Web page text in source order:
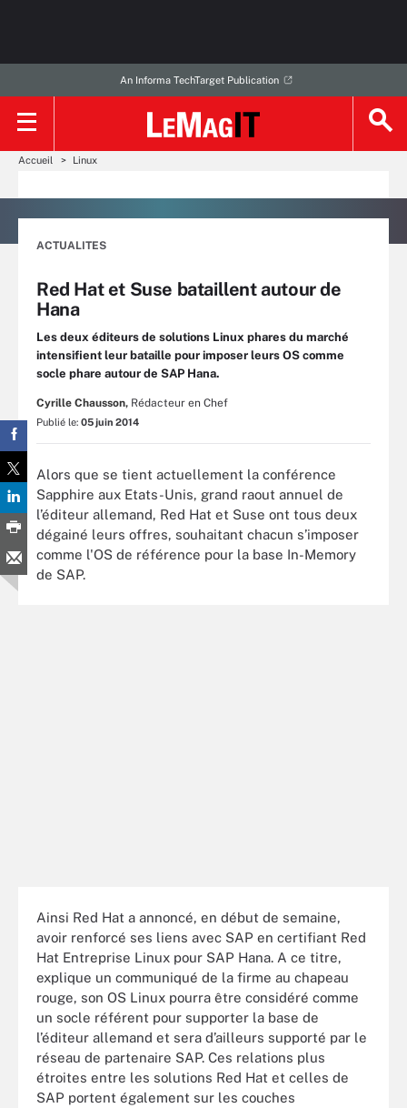
An Informa TechTarget Publication
Accueil Linux
ACTUALITES
Red Hat et Suse bataillent autour de
Hana
Les deux éditeurs de solutions Linux phares du marché
intensifient leur bataille pour imposer leurs OS comme
socle phare autour de SAP Hana.
Cyrille Chausson, Rédacteur en Chef
Publié le: 05 juin 2014
Alors que se tient actuellement la conférence
Sapphire aux Etats-Unis, grand raout annuel de
l’éditeur allemand, Red Hat et Suse ont tous deux
dégainé leurs offres, souhaitant chacun s’imposer
comme l'OS de référence pour la base In-Memory
de SAP.
Ainsi Red Hat a annoncé, en début de semaine,
avoir renforcé ses liens avec SAP en certifiant Red
Hat Entreprise Linux pour SAP Hana. A ce titre,
explique un communiqué de la firme au chapeau
rouge, son OS Linux pourra être considéré comme
un socle référent pour supporter la base de
l’éditeur allemand et sera d’ailleurs supporté par le
réseau de partenaire SAP. Ces relations plus
étroites entre les solutions Red Hat et celles de
SAP portent également sur les couches